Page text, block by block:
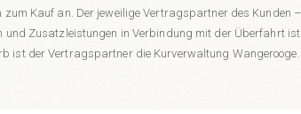
Kauf an. Der jeweilige Vertragspartner des Kunden –
Zusatzleistungen in Verbindung mit der Überfahrt
ist der Vertragspartner die Kurverwaltung Wangerooge.